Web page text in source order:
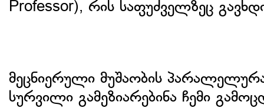
Professor), რის საფუძველზეც
მეცნიერული მუშაობის
სურვილი გამეზიარებინა ჩემი